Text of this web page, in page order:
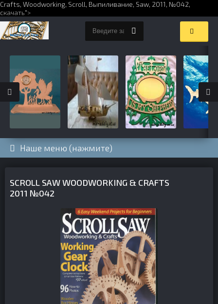
Crafts, Woodworking, Scroll, Выпиливание, Saw, 2011, №042,
скачать">
Наше меню (нажмите)
SCROLL SAW WOODWORKING & CRAFTS
2011 №042